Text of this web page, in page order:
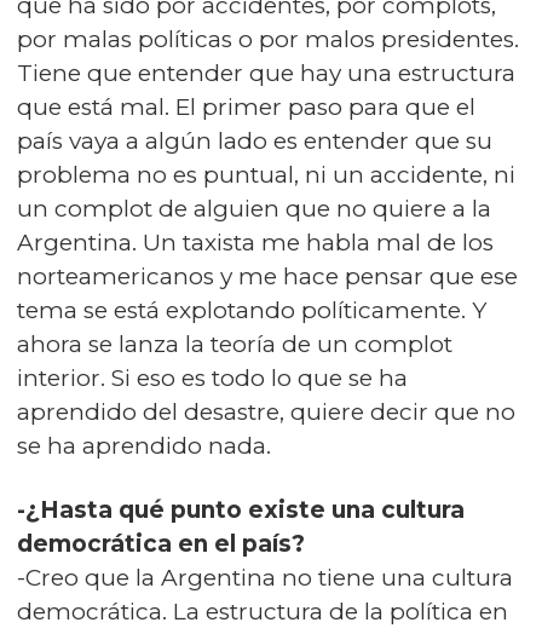
por malas políticas o por malos presidentes.
Tiene que entender que hay una estructura
que está mal. El primer paso para que el
país vaya a algún lado es entender que su
problema no es puntual, ni un accidente, ni
un complot de alguien que no quiere a la
Argentina. Un taxista me habla mal de los
norteamericanos y me hace pensar que ese
tema se está explotando políticamente. Y
ahora se lanza la teoría de un complot
interior. Si eso es todo lo que se ha
aprendido del desastre, quiere decir que no
se ha aprendido nada.
-¿Hasta qué punto existe una cultura
democrática en el país?
-Creo que la Argentina no tiene una cultura
democrática. La estructura de la política en